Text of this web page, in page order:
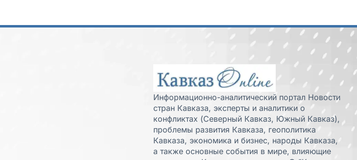
Информационно-аналитический портал Новости
стран Кавказа, эксперты и аналитики о
конфликтах (Северный Кавказ, Южный Кавказ),
проблемы развития Кавказа, геополитика
Кавказа, экономика и бизнес, народы Кавказа,
а также основные события в мире, влияющие